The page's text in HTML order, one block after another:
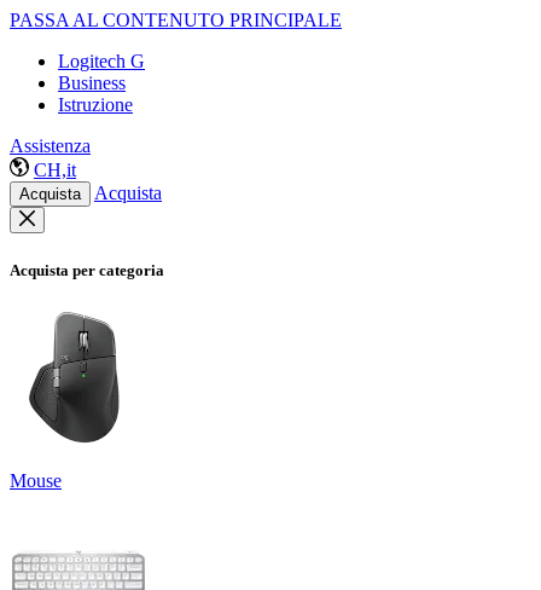
PASSA AL CONTENUTO PRINCIPALE
Logitech G
Business
Istruzione
Assistenza
CH,it
Acquista Acquista
Acquista per categoria
Mouse